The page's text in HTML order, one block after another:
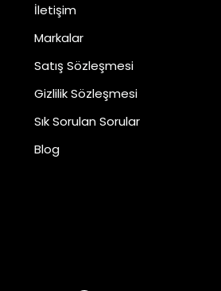
İletişim
Markalar
Satış Sözleşmesi
Gizlilik Sözleşmesi
Sık Sorulan Sorular
Blog